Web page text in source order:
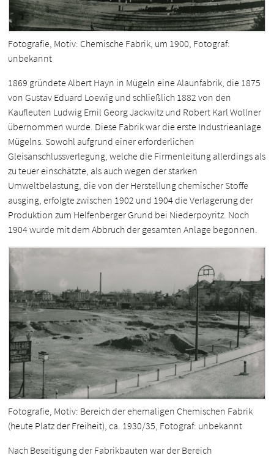
Fotografie, Motiv: Chemische Fabrik, um 1900, Fotograf:
unbekannt
1869 gründete Albert Hayn in Mügeln eine Alaunfabrik, die 1875
von Gustav Eduard Loewig und schließlich 1882 von den
Kaufleuten Ludwig Emil Georg Jackwitz und Robert Karl Wollner
übernommen wurde. Diese Fabrik war die erste Industrieanlage
Mügelns. Sowohl aufgrund einer erforderlichen
Gleisanschlussverlegung, welche die Firmenleitung allerdings als
zu teuer einschätzte, als auch wegen der starken
Umweltbelastung, die von der Herstellung chemischer Stoffe
ausging, erfolgte zwischen 1902 und 1904 die Verlagerung der
Produktion zum Helfenberger Grund bei Niederpoyritz. Noch
1904 wurde mit dem Abbruch der gesamten Anlage begonnen.
Fotografie, Motiv: Bereich der ehemaligen Chemischen Fabrik
(heute Platz der Freiheit), ca. 1930/35, Fotograf: unbekannt
Nach Beseitigung der Fabrikbauten war der Bereich